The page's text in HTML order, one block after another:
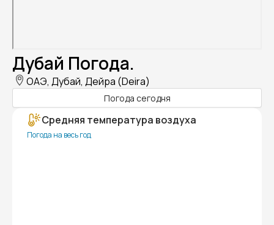
Дубай Погода.
ОАЭ, Дубай, Дейра (Deira)
Погода сегодня
Средняя температура воздуха
Погода на весь год